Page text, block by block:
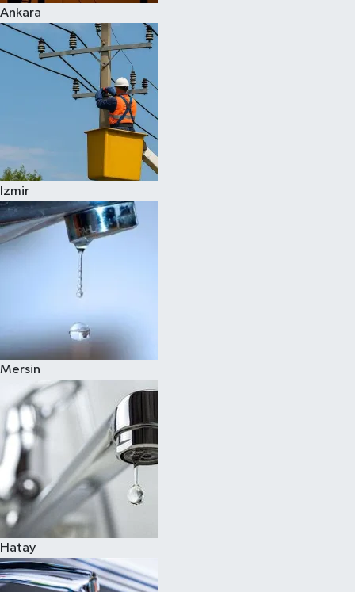
Ankara
Izmir
Mersin
Hatay